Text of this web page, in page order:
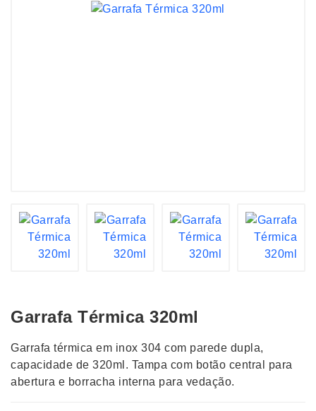
Garrafa Térmica 320ml
Garrafa térmica em inox 304 com parede dupla,
capacidade de 320ml. Tampa com botão central para
abertura e borracha interna para vedação.